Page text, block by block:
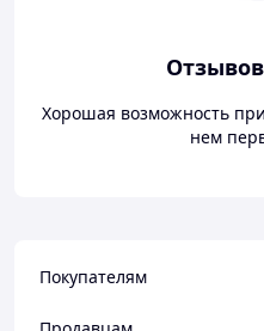
Хорошая возможность
нем
Покупателям